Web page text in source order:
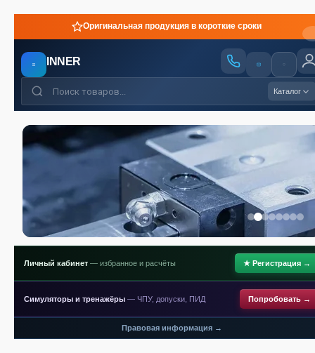
Оригинальная продукция в короткие сроки
INNER
Каталог
Личный кабинет — избранное и расчёты ★ Регистрация →
Симуляторы и тренажёры — ЧПУ, допуски, ПИД Попробовать →
Правовая информация →